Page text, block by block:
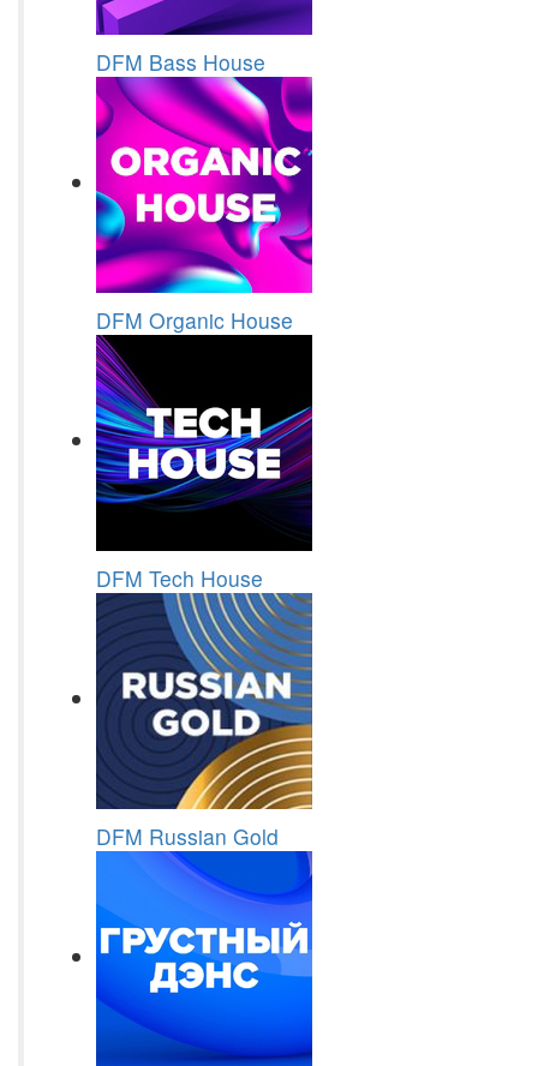
DFM Bass House
DFM Organic House
DFM Tech House
DFM Russian Gold